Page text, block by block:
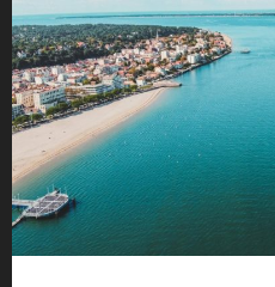
Music
Opinions
TV
Hotels
maison déco
Mode Homme
Montre homme